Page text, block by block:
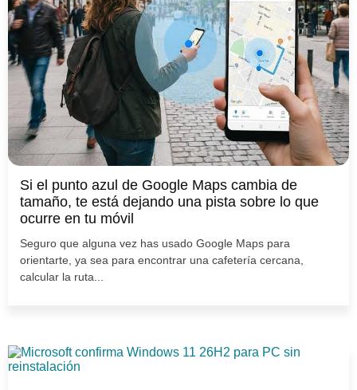
Si el punto azul de Google Maps cambia de
tamaño, te está dejando una pista sobre lo que
ocurre en tu móvil
Seguro que alguna vez has usado Google Maps para
orientarte, ya sea para encontrar una cafetería cercana,
calcular la ruta...